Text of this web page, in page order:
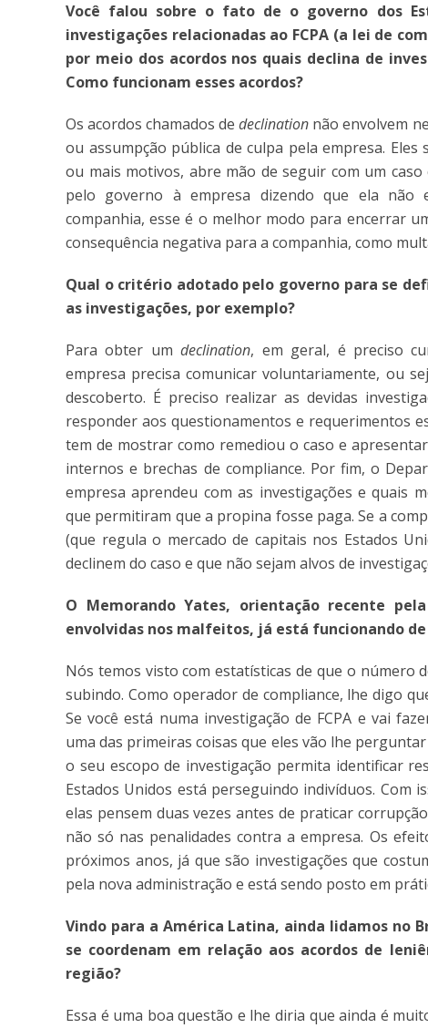
Você falou sobre o fato de o governo dos
investigações relacionadas ao FCPA (a lei de
por meio dos acordos nos quais declina de
Como funcionam esses acordos?
Os acordos chamados dedeclination não envolvem
ou assumpção pública de culpa pela empresa.
ou mais motivos, abre mão de seguir com um
pelo governo à empresa dizendo que ela não
companhia, esse é o melhor modo para encerrar
consequência negativa para a companhia, como
Qual o critério adotado pelo governo para se
as investigações, por exemplo?
Para obter umdeclination, em geral, é preciso
empresa precisa comunicar voluntariamente, ou
descoberto. É preciso realizar as devidas
responder aos questionamentos e requerimentos
tem de mostrar como remediou o caso e
internos e brechas de compliance. Por fim, o
empresa aprendeu com as investigações e quais
que permitiram que a propina fosse paga. Se a
(que regula o mercado de capitais nos Estados
declinem do caso e que não sejam alvos de
O Memorando Yates, orientação recente
envolvidas nos malfeitos, já está funcionando
Nós temos visto com estatísticas de que o número
subindo. Como operador de compliance, lhe digo
Se você está numa investigação de FCPA e vai
uma das primeiras coisas que eles vão lhe
o seu escopo de investigação permita identificar
Estados Unidos está perseguindo indivíduos.
elas pensem duas vezes antes de praticar
não só nas penalidades contra a empresa. Os
próximos anos, já que são investigações que
pela nova administração e está sendo posto em
Vindo para a América Latina, ainda lidamos no
se coordenam em relação aos acordos de
região?
Essa é uma boa questão e lhe diria que ainda é